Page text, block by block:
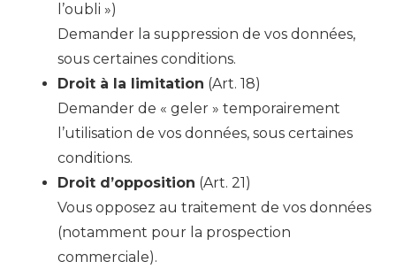
l’oubli »)
Demander la suppression de vos données,
sous certaines conditions.
Droit à la limitation (Art. 18)
Demander de « geler » temporairement
l’utilisation de vos données, sous certaines
conditions.
Droit d’opposition (Art. 21)
Vous opposez au traitement de vos données
(notamment pour la prospection
commerciale).